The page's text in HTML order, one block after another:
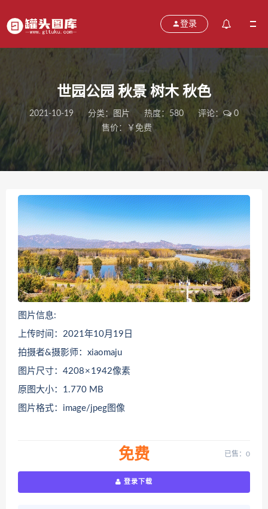
登录
世园公园 秋景 树木 秋色
2021-10-19 分类： 图片 热度：580 评论：
0
售价：￥免费
图片信息:
上传时间：2021年10月19日
拍摄者&摄影师：xiaomaju
图片尺寸：4208 × 1942像素
原图大小：1.770 MB
图片格式：image/jpeg图像
免费 已售：0
登录下载